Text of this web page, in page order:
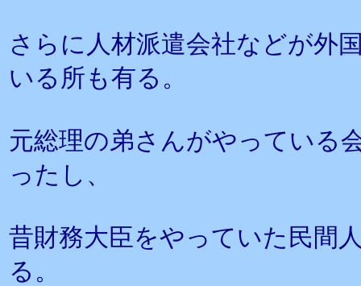
さらに人材派遣会社などが外
いる所も有る。
元総理の弟さんがやっている
ったし、
昔財務大臣をやっていた民間
る。